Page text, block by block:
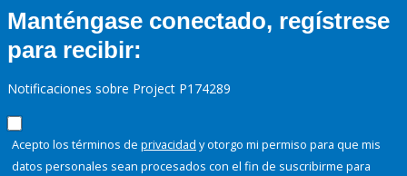
Manténgase conectado, regístrese
para recibir:
Notificaciones sobre Project P174289
Acepto los términos de privacidad y otorgo mi permiso para que mis
datos personales sean procesados con el fin de suscribirme para